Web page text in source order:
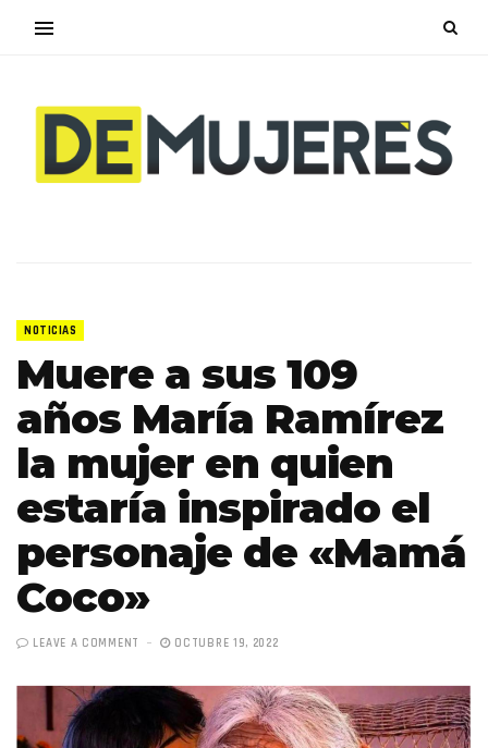
NOTICIAS
Muere a sus 109
años María Ramírez
la mujer en quien
estaría inspirado el
personaje de «Mamá
Coco»
LEAVE A COMMENT OCTUBRE 19, 2022